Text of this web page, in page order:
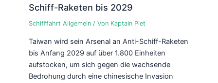
Schiff-Raketen bis 2029
Schifffahrt Allgemein/ Von Kaptain Piet
Taiwan wird sein Arsenal an Anti-Schiff-Raketen
bis Anfang 2029 auf über 1.800 Einheiten
aufstocken, um sich gegen die wachsende
Bedrohung durch eine chinesische Invasion